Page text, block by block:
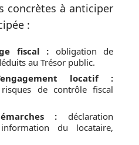
concrètes à anticiper
:
fiscal : obligation de
au Trésor public.
locatif :
de contrôle fiscal
: déclaration
information du locataire,